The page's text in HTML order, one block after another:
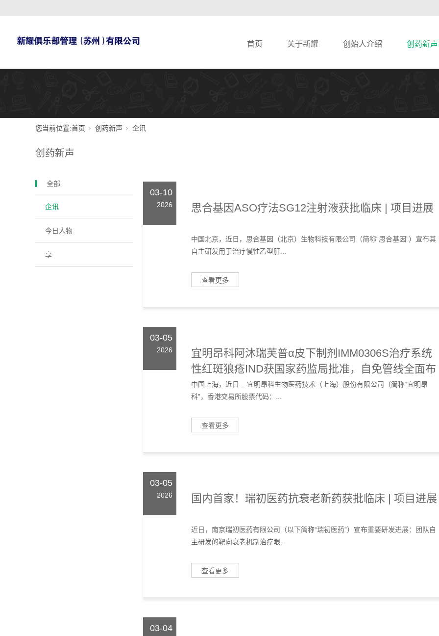
首页 关于新耀 创始人介绍 创药新声
您当前位置:首页 创药新声 企讯
创药新声
全部
企讯
今日人物
享
03-10
2026 思合基因ASO疗法SG12注射液获批临床 | 项目进展
中国北京，近日，思合基因（北京）生物科技有限公司（简称“思合基因”）宣布其
自主研发用于治疗慢性乙型肝...
查看更多
03-05
2026
宜明昂科阿沐瑞芙普α皮下制剂IMM0306S治疗系统
性红斑狼疮IND获国家药监局批准，自免管线全面布
局彰显创新实力 | 项目进展
中国上海，近日 – 宜明昂科生物医药技术（上海）股份有限公司（简称“宜明昂
科”，香港交易所股票代码：...
查看更多
03-05
2026 国内首家！瑞初医药抗衰老新药获批临床 | 项目进展
近日，南京瑞初医药有限公司（以下简称“瑞初医药”）宣布重要研发进展：团队自
主研发的靶向衰老机制治疗眼...
查看更多
03-04